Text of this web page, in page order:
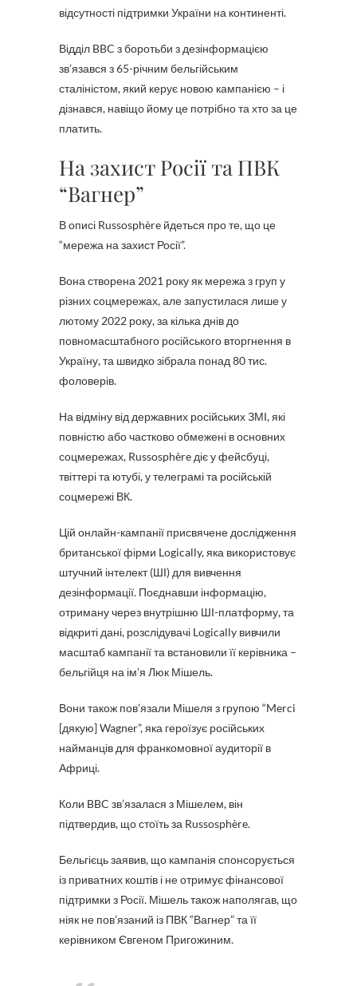
відсутності підтримки України на континенті.
Відділ BBC з боротьби з дезінформацією
зв’язався з 65-річним бельгійським
сталіністом, який керує новою кампанією – і
дізнався, навіщо йому це потрібно та хто за це
платить.
На захист Росії та ПВК
“Вагнер”
В описі Russosphère йдеться про те, що це
“мережа на захист Росії”.
Вона створена 2021 року як мережа з груп у
різних соцмережах, але запустилася лише у
лютому 2022 року, за кілька днів до
повномасштабного російського вторгнення в
Україну, та швидко зібрала понад 80 тис.
фоловерів.
На відміну від державних російських ЗМІ, які
повністю або частково обмежені в основних
соцмережах, Russosphère діє у фейсбуці,
твіттері та ютубі, у телеграмі та російській
соцмережі ВК.
Цій онлайн-кампанії присвячене дослідження
британської фірми Logically, яка використовує
штучний інтелект (ШІ) для вивчення
дезінформації. Поєднавши інформацію,
отриману через внутрішню ШІ-платформу, та
відкриті дані, розслідувачі Logically вивчили
масштаб кампанії та встановили її керівника –
бельгійця на ім’я Люк Мішель.
Вони також пов’язали Мішеля з групою “Merci
[дякую] Wagner”, яка героїзує російських
найманців для франкомовної аудиторії в
Африці.
Коли BBC зв’язалася з Мішелем, він
підтвердив, що стоїть за Russosphère.
Бельгієць заявив, що кампанія спонсорується
із приватних коштів і не отримує фінансової
підтримки з Росії. Мішель також наполягав, що
ніяк не пов’язаний із ПВК “Вагнер” та її
керівником Євгеном Пригожиним.